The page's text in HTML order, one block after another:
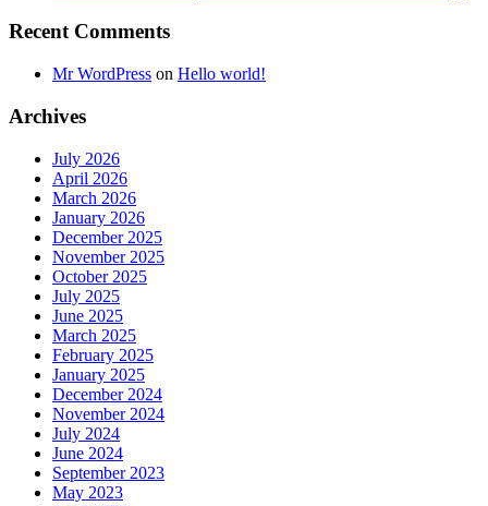
Recent Comments
Mr WordPress on Hello world!
Archives
July 2026
April 2026
March 2026
January 2026
December 2025
November 2025
October 2025
July 2025
June 2025
March 2025
February 2025
January 2025
December 2024
November 2024
July 2024
June 2024
September 2023
May 2023